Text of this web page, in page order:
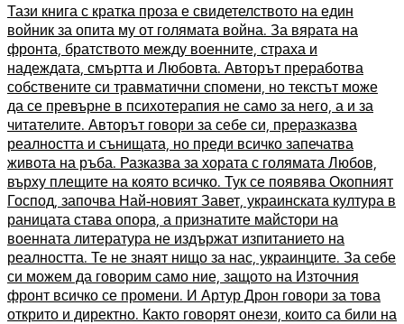
Тази книга с кратка проза е свидетелството на един
войник за опита му от голямата война. За вярата на
фронта, братството между военните, страха и
надеждата, смъртта и Любовта. Авторът преработва
собствените си травматични спомени, но текстът може
да се превърне в психотерапия не само за него, а и за
читателите. Авторът говори за себе си, преразказва
реалността и сънищата, но преди всичко запечатва
живота на ръба. Разказва за хората с голямата Любов,
върху плещите на която всичко. Тук се появява Окопният
Господ, започва Най-новият Завет, украинската култура в
раницата става опора, а признатите майстори на
военната литература не издържат изпитанието на
реалността. Те не знаят нищо за нас, украинците. За себе
си можем да говорим само ние, защото на Източния
фронт всичко се промени. И Артур Дрон говори за това
открито и директно. Както говорят онези, които са били на